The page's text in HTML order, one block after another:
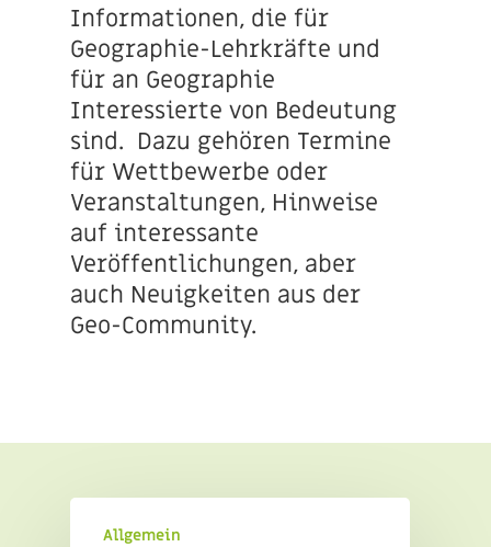
Informationen, die für
Geographie-Lehrkräfte und
für an Geographie
Interessierte von Bedeutung
sind. Dazu gehören Termine
für Wettbewerbe oder
Veranstaltungen, Hinweise
auf interessante
Veröffentlichungen, aber
auch Neuigkeiten aus der
Geo-Community.
Allgemein